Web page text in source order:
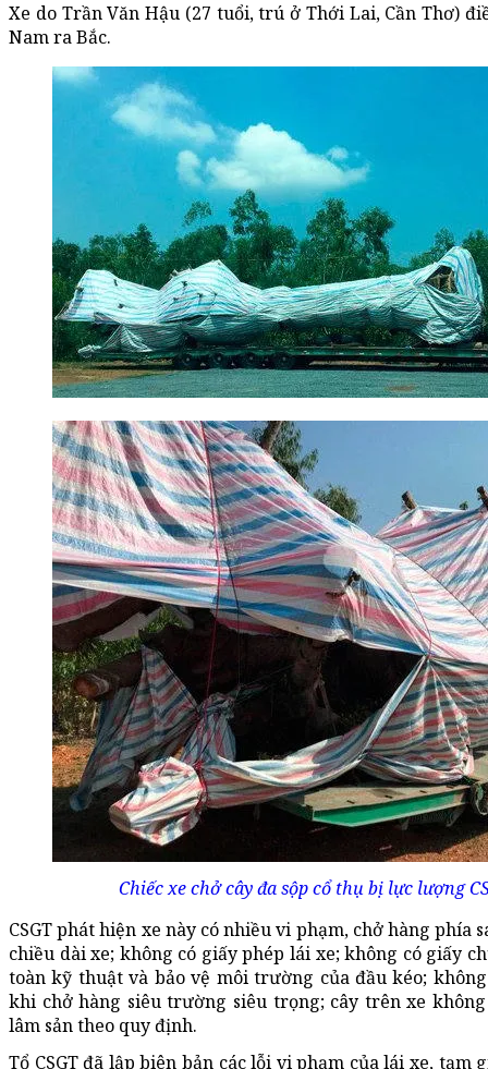
Xe do Trần Văn Hậu (27 tuổi, trú ở Thới Lai, Cần Thơ)
Nam ra Bắc.
Chiếc xe chở cây đa sộp cổ thụ bị lực lượng
CSGT phát hiện xe này có nhiều vi phạm, chở hàng phía
chiều dài xe; không có giấy phép lái xe; không có giấy
toàn kỹ thuật và bảo vệ môi trường của đầu kéo;
khi chở hàng siêu trường siêu trọng; cây trên xe
lâm sản theo quy định.
Tổ CSGT đã lập biên bản các lỗi vi phạm của lái xe, tạm